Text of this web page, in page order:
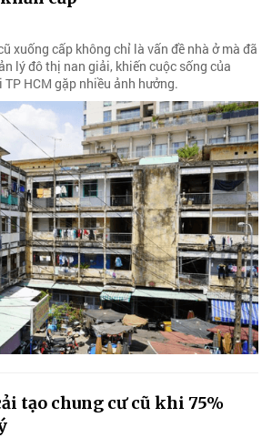
xuống cấp không chỉ là vấn đề nhà ở mà đã
lý đô thị nan giải, khiến cuộc sống của
HCM gặp nhiều ảnh hưởng.
tạo chung cư cũ khi 75%